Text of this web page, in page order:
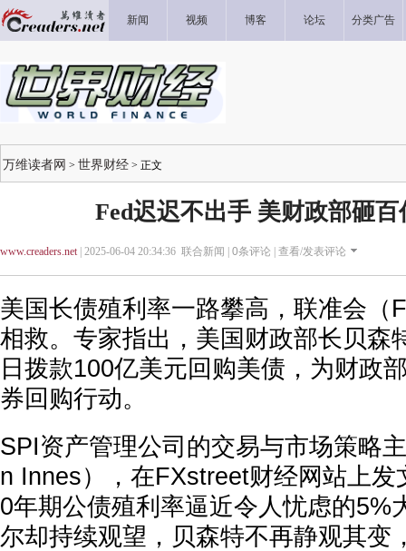
新闻 视频 博客 论坛 分类广告
万维读者网 > 世界财经 > 正文
Fed迟迟不出手 美财政部砸
www.creaders.net| 2025-06-04 20:34:36 联合新闻 | 0条评论 | 查看/发表评论
美国长债殖利率一路攀高，联准会（
相救。专家指出，美国财政部长贝森
日拨款100亿美元回购美债，为财政
券回购行动。
SPI资产管理公司的交易与市场策略
n Innes），在FXstreet财经网站上发
0年期公债殖利率逼近令人忧虑的5%
尔却持续观望，贝森特不再静观其变